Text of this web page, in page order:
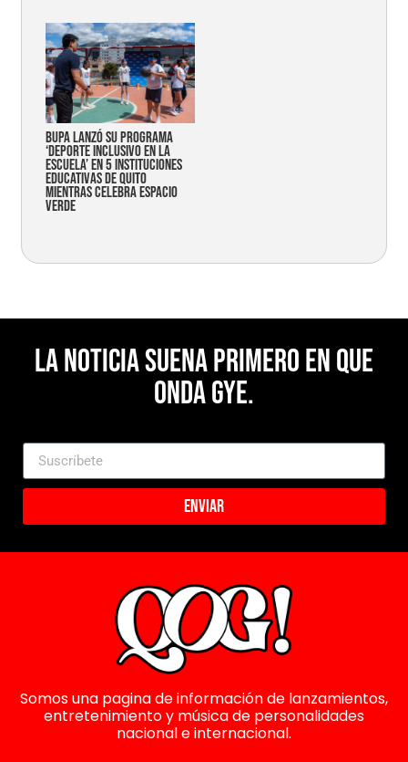
Bupa lanzó su programa
‘Deporte Inclusivo en la
Escuela’ en 5 instituciones
educativas de Quito
mientras celebra espacio
verde
La noticia suena primero en Que
Onda Gye.
Enviar
Somos una pagina de información de lanzamientos,
entretenimiento y música de personalidades
nacional e internacional.